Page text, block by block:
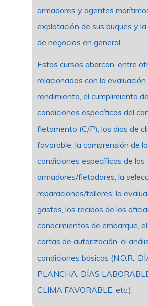
armadores y agentes
explotación de sus buques y la
de negocios en general.
Estos cursos abarcan, entre
relacionados con la evaluación
rendimiento, el cumplimiento
condiciones específicas del
fletamento (C/P), los días de
favorable, la comprensión de
condiciones específicas de los
armadores/fletadores, la
reparaciones/talleres, la
gastos, los recibos de los
conocimientos de embarque, el
cartas de autorización, el
condiciones básicas (N.O.R.,
PLANCHA, DÍAS
CLIMA FAVORABLE, etc.).